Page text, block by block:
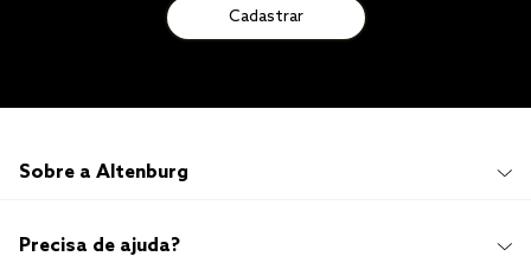
Cadastrar
Sobre a Altenburg
Institucional
Precisa de ajuda?